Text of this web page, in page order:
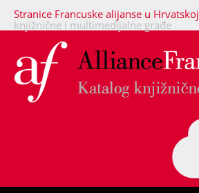
Stranice Francuske alijanse u Hrvatskoj
knjižnične i multimedijalne građe